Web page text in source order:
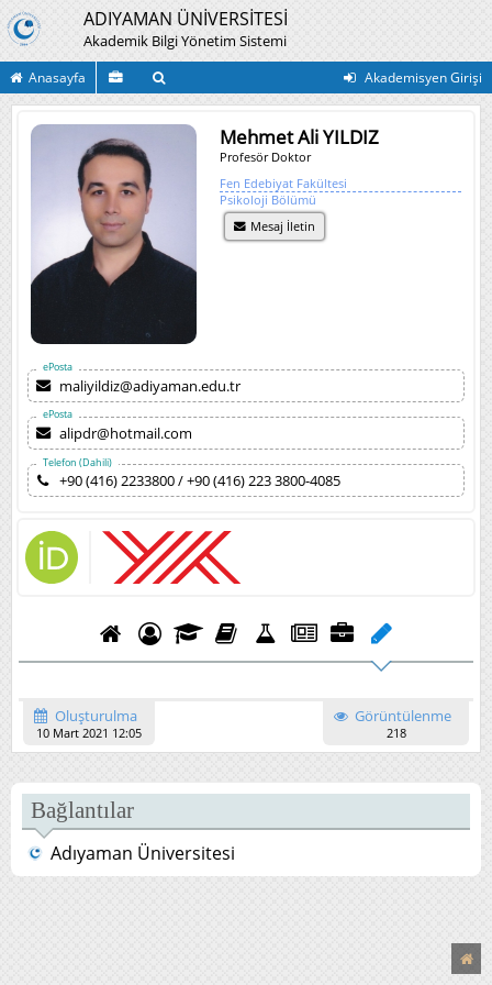
ADIYAMAN ÜNİVERSİTESİ
Akademik Bilgi Yönetim Sistemi
Anasayfa Akademisyen Girişi
Mehmet Ali YILDIZ
Profesör Doktor
Fen Edebiyat Fakültesi
Psikoloji Bölümü
Mesaj İletin
ePosta
maliyildiz@adiyaman.edu.tr
ePosta
alipdr@hotmail.com
Telefon (Dahili)
+90 (416) 2233800 / +90 (416) 223 3800-4085
Oluşturulma
10 Mart 2021 12:05
Görüntülenme
218
Bağlantılar
Adıyaman Üniversitesi